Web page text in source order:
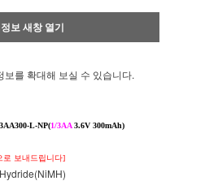
보 새창 열기
보를 확대해 보실 수 있습니다.
L-NP(1/3AA3.6V 300mAh)
로 보내드립니다]